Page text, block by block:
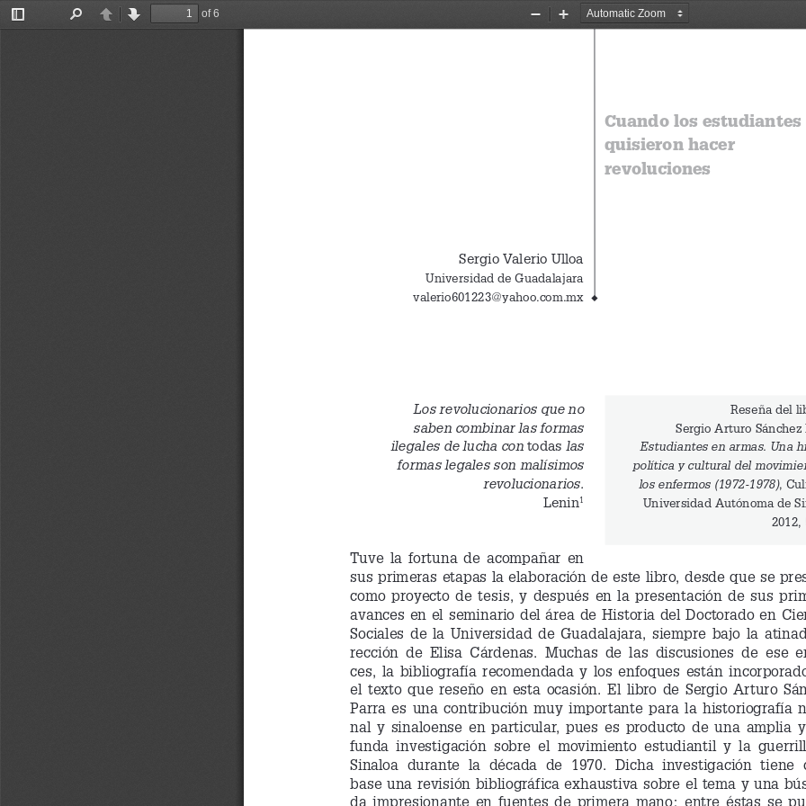
Toggle
PreviousNext
of 6
Zoom
Zoom
◆
Sergio Valerio Ulloa
Universidad de Guadalajara
valerio601223@yahoo.com.mx
Cuando los estudiantes
quisieron hacer
revoluciones
Los revolucionarios que no
saben combinar las formas
ilegales de lucha con todas las
formas legales son malísimos
revolucionarios.
Lenin 1
Tuve  la  fortuna  de  acompañar  en
sus primeras etapas la elaboración de este libro, desde que se
como  proyecto  de  tesis,  y  después  en  la  presentación  de  sus
avances en el seminario del área de Historia del Doctorado en
Sociales  de  la  Universidad  de  Guadalajara,  siempre  bajo  la
rección  de  Elisa  Cárdenas.  Muchas  de  las  discusiones  de  ese
ces,  la  bibliografía  recomendada  y  los  enfoques  están
el  texto  que  reseño  en  esta  ocasión.  El  libro  de  Sergio  Arturo
Parra  es  una  contribución  muy  importante  para  la  historiografía
nal  y  sinaloense  en  particular,  pues  es  producto  de  una  amplia
funda  investigación  sobre  el  movimiento  estudiantil  y  la
Sinaloa  durante  la  década  de  1970.  Dicha  investigación  tiene
base una revisión bibliográfica exhaustiva sobre el tema y una
da  impresionante  en  fuentes  de  primera  mano;  entre  éstas  se
Reseña del
Sergio Arturo Sánchez
Estudiantes en armas. Una
política y cultural del
los enfermos (1972-1978),
Universidad Autónoma de
2012,